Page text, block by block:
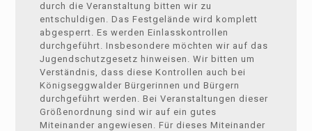
durch die Veranstaltung bitten wir zu
entschuldigen. Das Festgelände wird komplett
abgesperrt. Es werden Einlasskontrollen
durchgeführt. Insbesondere möchten wir auf das
Jugendschutzgesetz hinweisen. Wir bitten um
Verständnis, dass diese Kontrollen auch bei
Königseggwalder Bürgerinnen und Bürgern
durchgeführt werden. Bei Veranstaltungen dieser
Größenordnung sind wir auf ein gutes
Miteinander angewiesen. Für dieses Miteinander